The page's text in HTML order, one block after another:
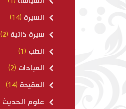
السيرة (14)
سيرة ذاتية (2)
الطب (1)
العبادات (2)
العقيدة (14)
علوم الحديث